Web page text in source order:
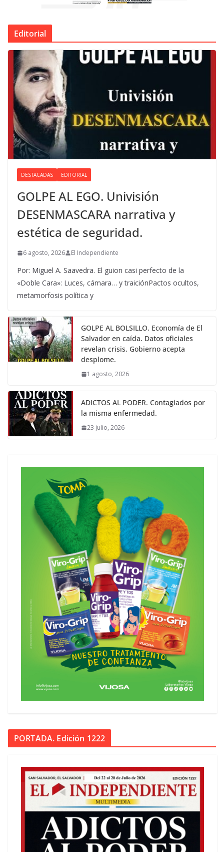
Editorial
DESTACADAS EDITORIAL
GOLPE AL EGO. Univisión
DESENMASCARA narrativa y
estética de seguridad.
6 agosto, 2026 El Independiente
Por: Miguel A. Saavedra. El guion casi perfecto de la
«Doble Cara»: Luces, cámara… y traiciónPactos ocultos,
metamorfosis política y
GOLPE AL BOLSILLO. Economía de El
Salvador en caída. Datos oficiales
revelan crisis. Gobierno acepta
desplome.
1 agosto, 2026
ADICTOS AL PODER. Contagiados por
la misma enfermedad.
23 julio, 2026
PORTADA. Edición 1222